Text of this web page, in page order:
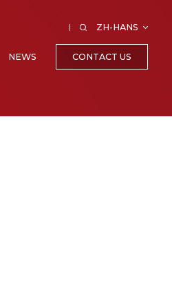
ZH-HANS
NEWS CONTACT US